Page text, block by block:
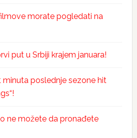
morate pogledati na
put u Srbiji krajem januara!
minuta poslednje sezone hit
ne možete da pronađete